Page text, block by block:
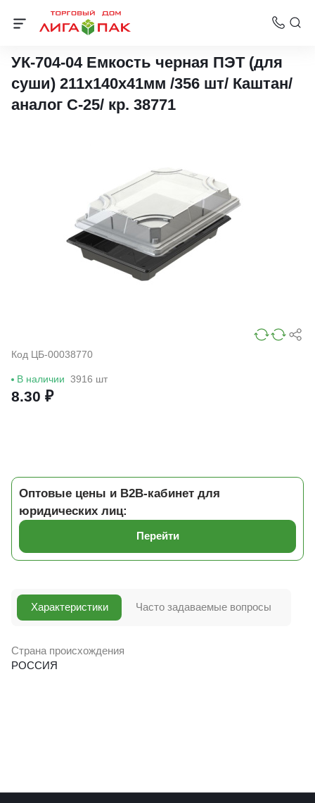
Упаковка для суши
УК-704-04 Емкость черная ПЭТ (для
суши) 211х140х41мм /356 шт/ Каштан/
аналог С-25/ кр. 38771
Код ЦБ-00038770
В наличии 3916 шт
8.30 ₽
Оптовые цены и B2B-кабинет для
юридических лиц:
Перейти
Характеристики
Страна происхождения
РОССИЯ
Часто задаваемые вопросы